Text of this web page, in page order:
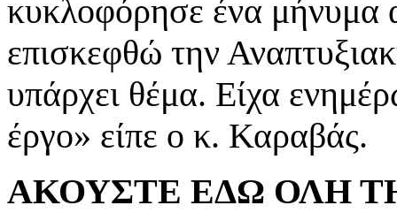
κυκλοφόρησε ένα μήνυμα
επισκεφθώ την
υπάρχει θέμα. Είχα
έργο» είπε ο κ. Καραβάς.
ΑΚΟΥΣΤΕ ΕΔΩ ΟΛΗ